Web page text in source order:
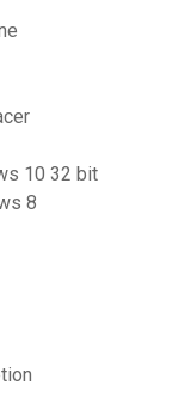
10 32 bit
8